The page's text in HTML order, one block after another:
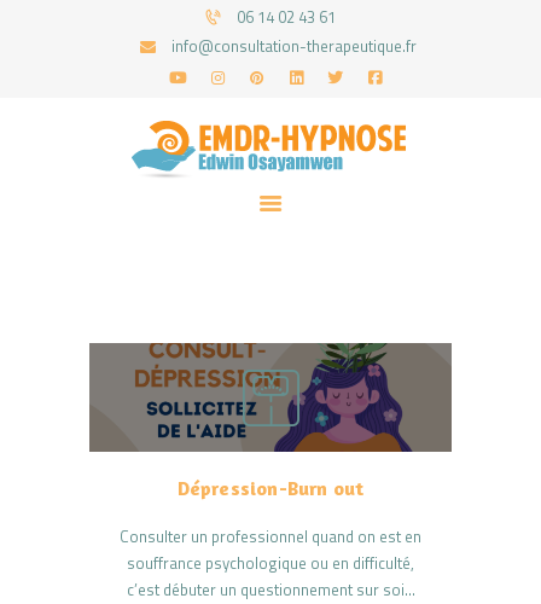
06 14 02 43 61
info@consultation-therapeutique.fr
ACCUEIL
MON APPROCHE
Dépression-Burn out
Consulter un professionnel quand on est en
souffrance psychologique ou en difficulté,
c’est débuter un questionnement sur soi…